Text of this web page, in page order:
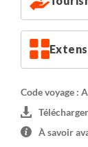
Code voyage :
À savoir